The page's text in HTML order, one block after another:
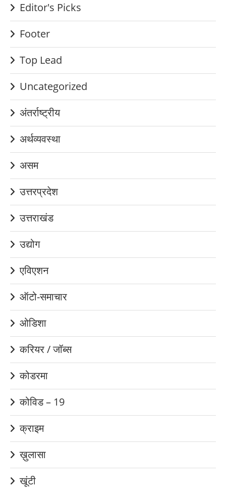
Editor's Picks
Footer
Top Lead
Uncategorized
अंतर्राष्ट्रीय
अर्थव्यवस्था
असम
उत्तरप्रदेश
उत्तराखंड
उद्योग
एविएशन
ऑटो-समाचार
ओडिशा
करियर / जॉब्स
कोडरमा
कोविड – 19
क्राइम
ख़ुलासा
खूंटी